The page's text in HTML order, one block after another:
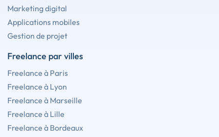
Marketing digital
Applications mobiles
Gestion de projet
Freelance par villes
Freelance à Paris
Freelance à Lyon
Freelance à Marseille
Freelance à Lille
Freelance à Bordeaux